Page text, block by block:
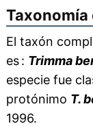
Taxonomía
El taxón
es : Trimma
especie fue
protónimo T.
1996.